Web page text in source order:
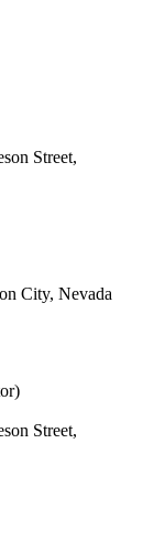
Street,
City, Nevada
Street,